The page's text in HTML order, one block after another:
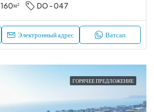
160м² DO - 047
Электронный адрес Ватсап
ГОРЯЧЕЕ ПРЕДЛОЖЕНИЕ